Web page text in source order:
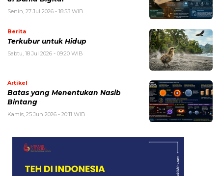
Senin, 27 Jul 2026 - 18:53 WIB
Berita
Terkubur untuk Hidup
Sabtu, 18 Jul 2026 - 09:20 WIB
Artikel
Batas yang Menentukan Nasib
Bintang
Kamis, 25 Jun 2026 - 20:11 WIB